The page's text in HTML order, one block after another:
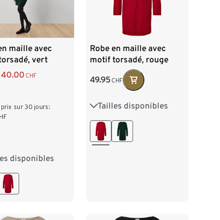
maille avec
vert
40.00 CHF
sur 30 jours:
disponibles
M 40/42
Robe en maille avec
motif torsadé, rouge
49.95CHF
Tailles disponibles
S 36/38 M 40/42
L 44/46